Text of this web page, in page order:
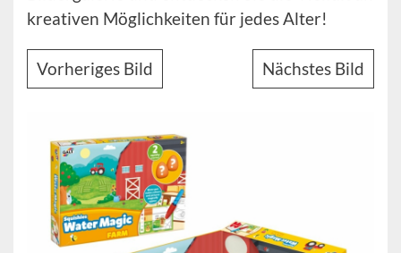
kreativen Möglichkeiten für jedes Alter!
Vorheriges Bild Nächstes Bild